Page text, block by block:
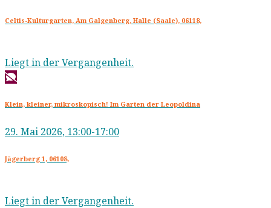
Celtis-Kulturgarten, Am Galgenberg, Halle (Saale), 06118,
Liegt in der Vergangenheit.
Klein, kleiner, mikroskopisch! Im Garten der Leopoldina
29. Mai 2026, 13:00-17:00
Jägerberg 1, 06108,
Liegt in der Vergangenheit.